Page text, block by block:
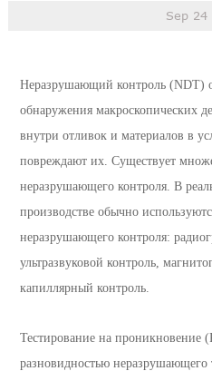
Sep 24
Неразрушающий контроль (NDT)
обнаружения макроскопических
внутри отливок и материалов в
повреждают их. Существует
неразрушающего контроля. В
производстве обычно
неразрушающего контроля:
ультразвуковой контроль,
капиллярный контроль.
Тестирование на проникновение
разновидностью неразрушающего